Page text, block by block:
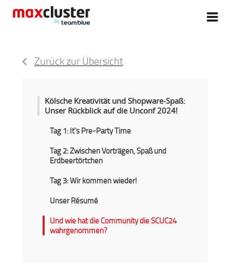
Zurück zur Übersicht
Kölsche Kreativität und Shopware-Spaß:
Unser Rückblick auf die Unconf 2024!
Tag 1: It`s Pre-Party Time
Tag 2: Zwischen Vorträgen, Spaß und
Erdbeertörtchen
Tag 3: Wir kommen wieder!
Unser Résumé
Und wie hat die Community die SCUC24
wahrgenommen?